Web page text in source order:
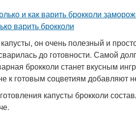
он очень полезный и
до готовности. Самой
брокколи станет вкусным
к готовым соцветиям добавляют
капусты брокколи